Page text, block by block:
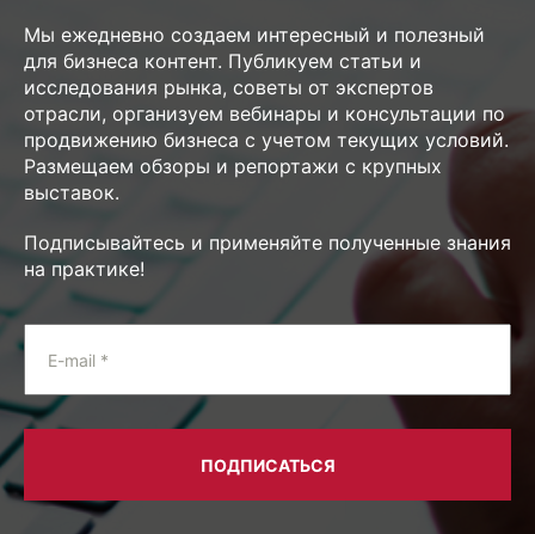
Мы ежедневно создаем интересный и полезный
для бизнеса контент. Публикуем статьи и
исследования рынка, советы от экспертов
отрасли, организуем вебинары и консультации по
продвижению бизнеса с учетом текущих условий.
Размещаем обзоры и репортажи с крупных
выставок.
Подписывайтесь и применяйте полученные знания
на практике!
E-mail *
ПОДПИСАТЬСЯ